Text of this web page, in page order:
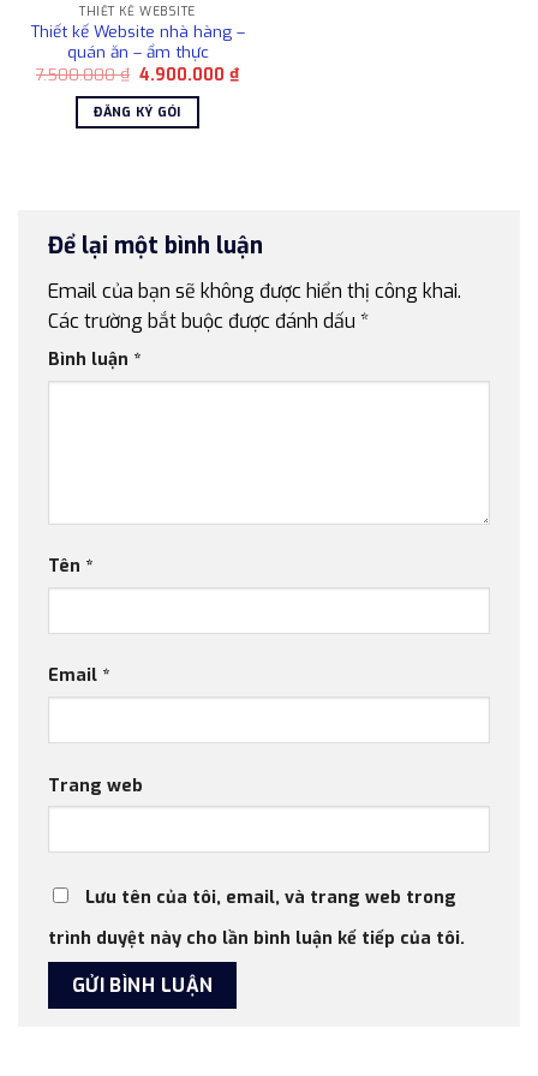
THIẾT KẾ WEBSITE
Thiết kế Website nhà hàng –
quán ăn – ẩm thực
7.500.000₫ Giá
là:
7.500.000 ₫.
4.900.000₫Giá
hiện
ĐĂNG KÝ GÓI
Để lại một bình luận
Email của bạn sẽ không được hiển thị công khai.
Các trường bắt buộc được đánh dấu *
Bình luận *
Tên *
Email *
Trang web
Lưu tên của tôi, email, và trang web trong
trình duyệt này cho lần bình luận kế tiếp của tôi.